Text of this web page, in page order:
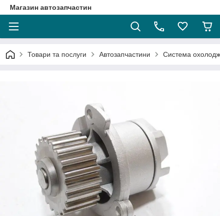
Магазин автозапчастин
Товари та послуги Автозапчастини Система